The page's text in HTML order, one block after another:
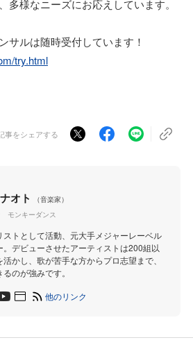
多様なニーズにお応えしています。
サルは随時受付しています！
try.html
事をシェアする
オト
（音楽家）
モンキーダンス
ストとして活動、元大手メジャーレーベル
。デビューさせたアーティストは200組以
活かし、歌が苦手な方からプロ志望まで、
のが強みです。
他のリンク